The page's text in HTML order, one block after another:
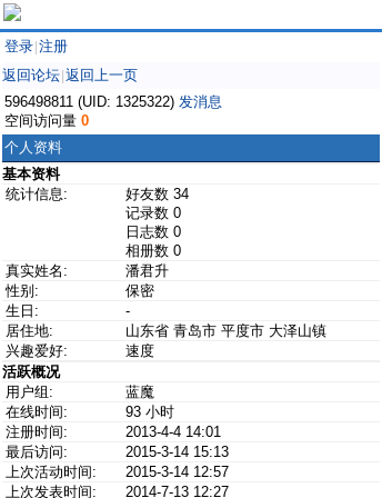
登录 注册
返回论坛 返回上一页
596498811 (UID: 1325322) 发消息
空间访问量 0
个人资料
基本资料
统计信息:
好友数 34
记录数 0
日志数 0
相册数 0
真实姓名:
潘君升
性别:
保密
生日:
-
居住地:
山东省 青岛市 平度市 大泽山镇
兴趣爱好:
速度
活跃概况
用户组:
蓝魔
在线时间:
93 小时
注册时间:
2013-4-4 14:01
最后访问:
2015-3-14 15:13
上次活动时间:
2015-3-14 12:57
上次发表时间:
2014-7-13 12:27